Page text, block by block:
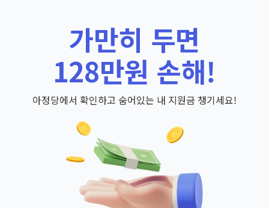
가만히 두면
128만원 손해!
아정당에서 확인하고 숨어있는 내 지원금 챙기세요!